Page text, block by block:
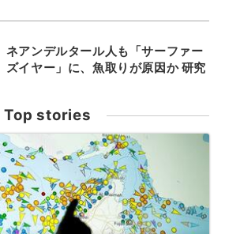
ネアンデルタール人も「サーファー
ズイヤー」に、魚取りが原因か 研究
Top stories